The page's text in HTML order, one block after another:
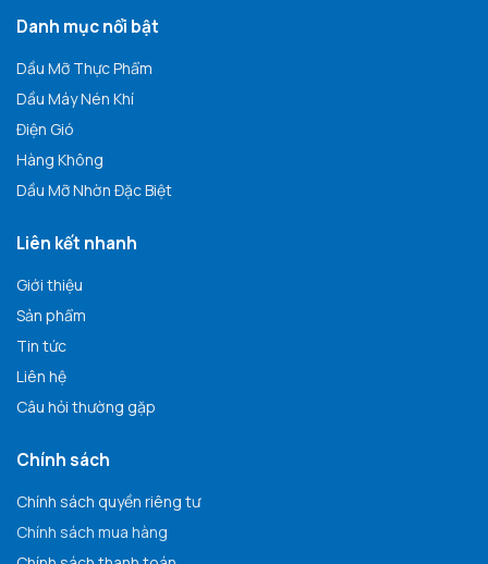
Danh mục nổi bật
Dầu Mỡ Thực Phẩm
Dầu Máy Nén Khí
Điện Gió
Hàng Không
Dầu Mỡ Nhờn Đặc Biệt
Liên kết nhanh
Giới thiệu
Sản phẩm
Tin tức
Liên hệ
Câu hỏi thường gặp
Chính sách
Chính sách quyền riêng tư
Chính sách mua hàng